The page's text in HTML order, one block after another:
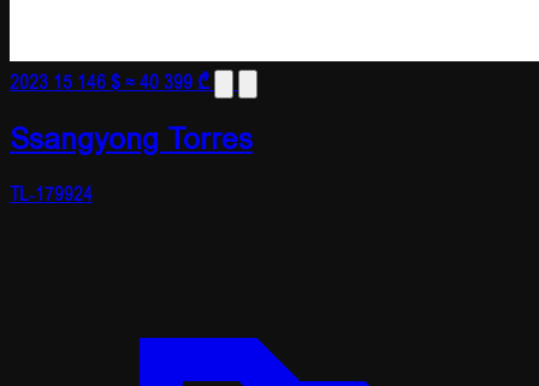
2023 15 146 $≈ 40 399 ₾
Ssangyong Torres
TL-179924